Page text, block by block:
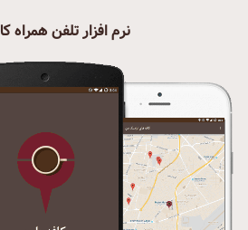
نرم افزار تلفن همراه